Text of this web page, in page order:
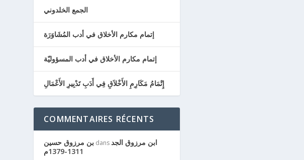
الجمع الخلدوني
إتمام مكارم الأخلاق في أدب المُشَاوَرَة
إتمام مكارم الأخلاق في أدب المسؤوليّة
إِتْمَامُ مَكَارِمِ الأَخْلاَقِ فِي أَدَبِ تَدْبِيرِ الأَعْمَالِ
COMMENTAIRES RÉCENTS
بن مرزوق حسين dansابن مرزوق الجد
1311-1379م